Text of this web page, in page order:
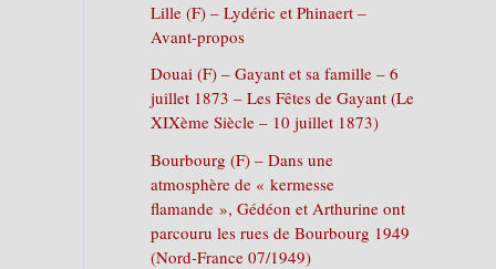
Lille (F) – Lydéric et Phinaert –
Avant-propos
Douai (F) – Gayant et sa famille – 6
juillet 1873 – Les Fêtes de Gayant (Le
XIXème Siècle – 10 juillet 1873)
Bourbourg (F) – Dans une
atmosphère de « kermesse
flamande », Gédéon et Arthurine ont
parcouru les rues de Bourbourg 1949
(Nord-France 07/1949)